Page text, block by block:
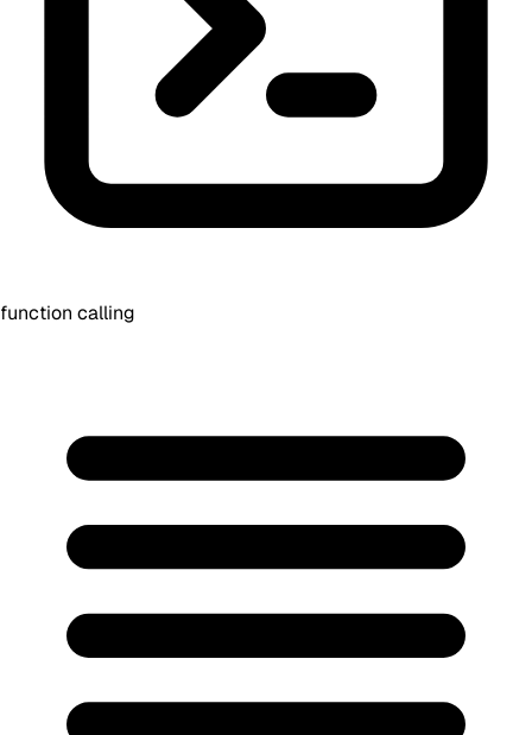
function calling